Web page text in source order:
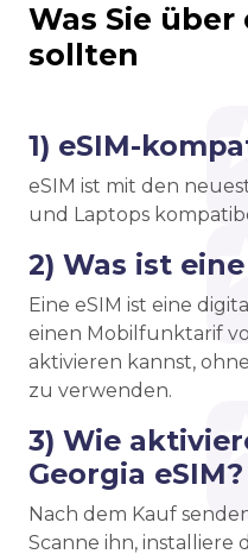
Was Sie über
sollten
1) eSIM-
eSIM ist mit den
und Laptops
2) Was ist eine
Eine eSIM ist eine
einen Mobilfunktarif
aktivieren kannst,
zu verwenden.
3) Wie
Georgia eSIM?
Nach dem Kauf
Scanne ihn, installiere